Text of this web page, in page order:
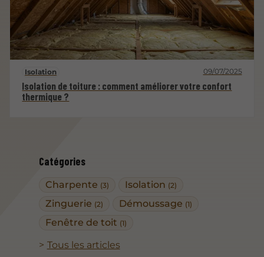
Catégories
Charpente (3) Isolation (2)
Zinguerie (2) Démoussage (1)
Fenêtre de toit (1)
Tous les articles
Isolation 09/07/2025
Isolation de toiture : comment améliorer votre confort
thermique ?